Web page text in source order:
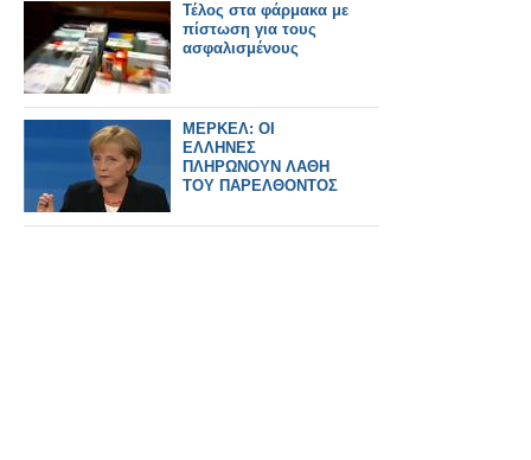
Τέλος στα φάρμακα με
πίστωση για τους
ασφαλισμένους
ΜΕΡΚΕΛ: ΟΙ
ΕΛΛΗΝΕΣ
ΠΛΗΡΩΝΟΥΝ ΛΑΘΗ
ΤΟΥ ΠΑΡΕΛΘΟΝΤΟΣ